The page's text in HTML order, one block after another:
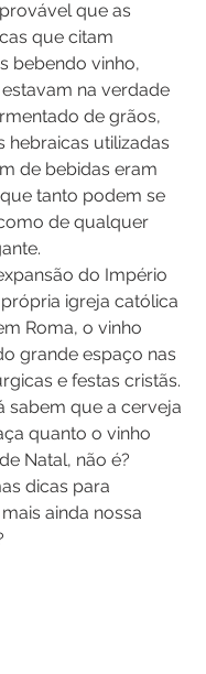
que as
que citam
bebendo vinho,
na verdade
de grãos,
hebraicas utilizadas
de bebidas eram
que tanto podem se
de qualquer
do Império
igreja católica
Roma, o vinho
grande espaço nas
e festas cristãs.
sabem que a cerveja
quanto o vinho
Natal, não é?
dicas para
ainda nossa